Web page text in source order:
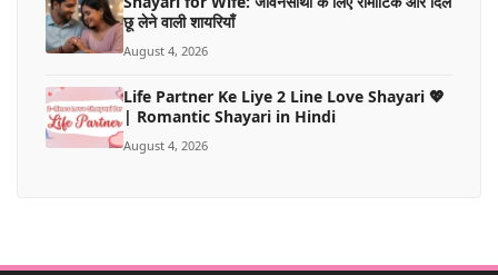
छू लेने वाली शायरियाँ
August 4, 2026
Life Partner Ke Liye 2 Line Love Shayari 💖
| Romantic Shayari in Hindi
August 4, 2026